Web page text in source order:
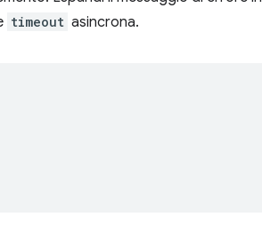
timeout asincrona.